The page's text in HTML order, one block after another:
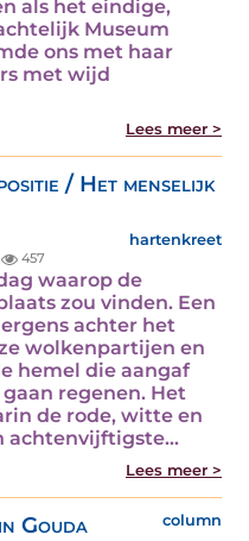
als het eindige,
Museum
ons met haar
met wijd
Lees meer >
/ Het menselijk
hartenkreet
457
waarop de
zou vinden. Een
achter het
wolkenpartijen en
hemel die aangaf
regenen. Het
de rode, witte en
achtenvijftigste…
Lees meer >
Gouda column